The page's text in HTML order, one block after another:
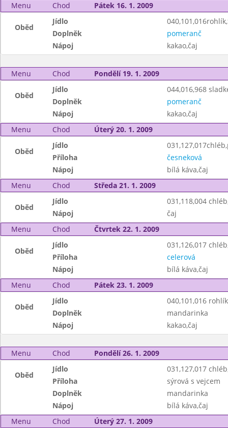
Menu
Chod Pátek 16. 1. 2009
Oběd
Jídlo
Doplněk
pomeranč
Nápoj
kakao,čaj
Menu Chod Pondělí 19. 1. 2009
Oběd
Jídlo
044,016,968
Doplněk
pomeranč
Nápoj
kakao,čaj
Menu
Chod Úterý 20. 1. 2009
Oběd
Jídlo
Příloha
česneková
Nápoj
bílá káva,čaj
Menu
Chod Středa 21. 1. 2009
Oběd
Jídlo
031,118,004
Nápoj
čaj
Menu
Chod Čtvrtek 22. 1. 2009
Oběd
Jídlo
031,126,017
Příloha
celerová
Nápoj
bílá káva,čaj
Menu
Chod Pátek 23. 1. 2009
Oběd
Jídlo
040,101,016
Doplněk
mandarinka
Nápoj
kakao,čaj
Menu Chod Pondělí 26. 1. 2009
Oběd
Jídlo
031,127,017
Příloha
sýrová s vejcem
Doplněk
mandarinka
Nápoj
bílá káva,čaj
Menu
Chod Úterý 27. 1. 2009